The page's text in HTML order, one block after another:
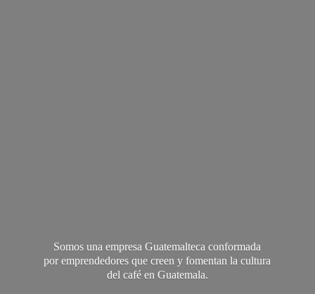
Somos una empresa Guatemalteca conformada
por emprendedores que creen y fomentan la cultura
del café en Guatemala.